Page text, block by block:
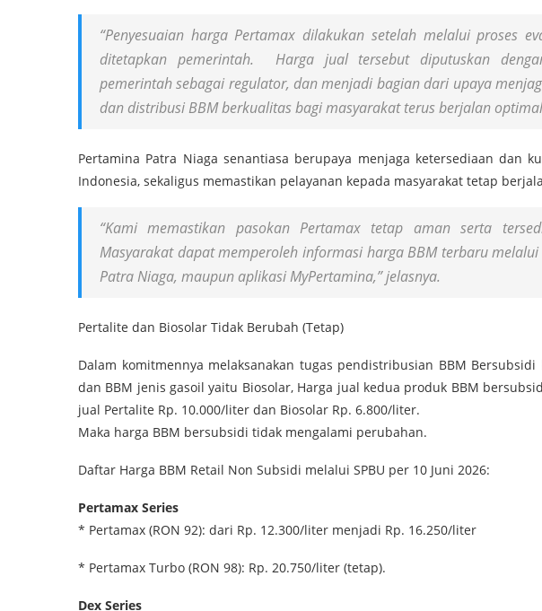
“Penyesuaian harga Pertamax dilakukan setelah melalui proses
ditetapkan pemerintah. Harga jual tersebut diputuskan
pemerintah sebagai regulator, dan menjadi bagian dari upaya
dan distribusi BBM berkualitas bagi masyarakat terus berjalan
Pertamina Patra Niaga senantiasa berupaya menjaga ketersediaan dan
Indonesia, sekaligus memastikan pelayanan kepada masyarakat tetap
“Kami memastikan pasokan Pertamax tetap aman serta
Masyarakat dapat memperoleh informasi harga BBM terbaru
Patra Niaga, maupun aplikasi MyPertamina,” jelasnya.
Pertalite dan Biosolar Tidak Berubah (Tetap)
Dalam komitmennya melaksanakan tugas pendistribusian BBM
dan BBM jenis gasoil yaitu Biosolar, Harga jual kedua produk BBM
jual Pertalite Rp. 10.000/liter dan Biosolar Rp. 6.800/liter.
Maka harga BBM bersubsidi tidak mengalami perubahan.
Daftar Harga BBM Retail Non Subsidi melalui SPBU per 10 Juni 2026:
Pertamax Series
* Pertamax (RON 92): dari Rp. 12.300/liter menjadi Rp. 16.250/liter
* Pertamax Turbo (RON 98): Rp. 20.750/liter (tetap).
Dex Series